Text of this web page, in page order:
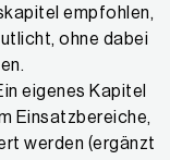
empfohlen,
ohne dabei
eigenes Kapitel
Einsatzbereiche,
werden (ergänzt